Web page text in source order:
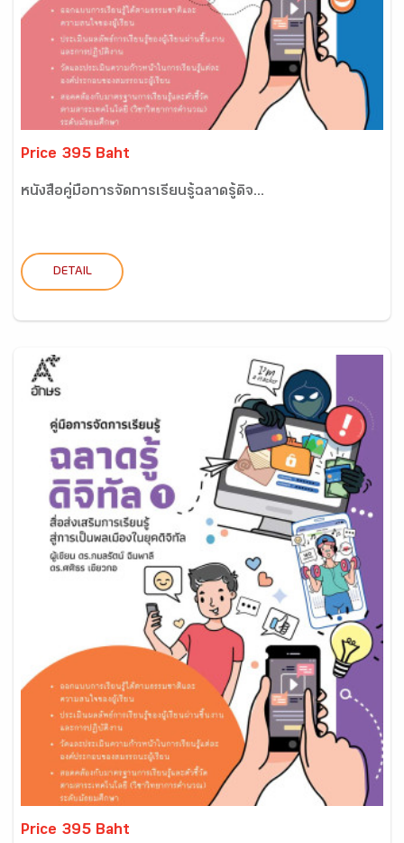
Price 395 Baht
หนังสือคู่มือการจัดการเรียนรู้ฉลาดรู้ดิจ...
DETAIL
Price 395 Baht